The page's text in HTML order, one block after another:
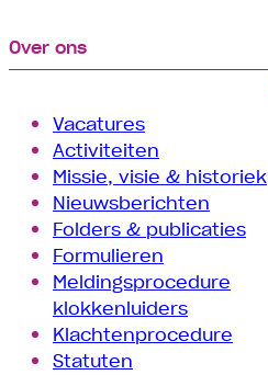
Over ons
Vacatures
Activiteiten
Missie, visie & historiek
Nieuwsberichten
Folders & publicaties
Formulieren
Meldingsprocedure
klokkenluiders
Klachtenprocedure
Statuten